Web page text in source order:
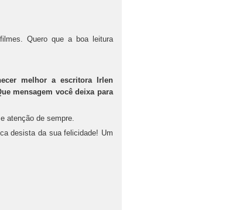
Quero que a boa leitura
melhor a escritora Irlen
mensagem você deixa para
atenção de sempre.
desista da sua felicidade! Um